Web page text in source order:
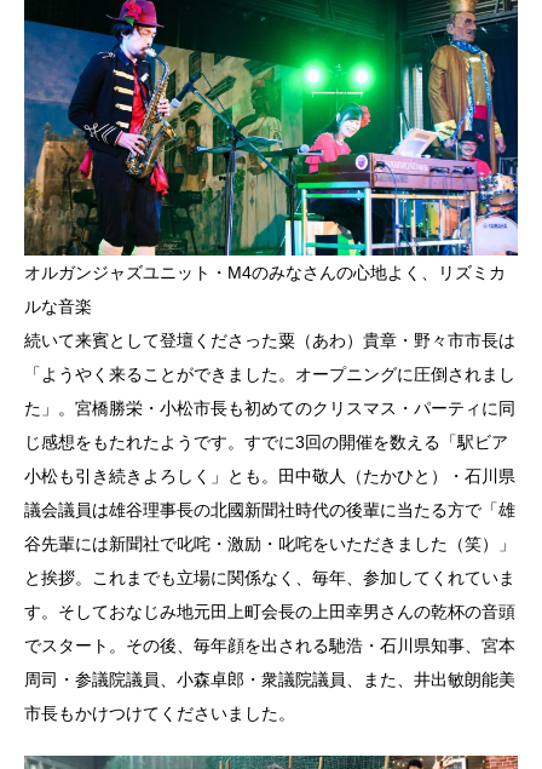
オルガンジャズユニット・M4のみなさんの心地よく、リズミカ
ルな音楽
続いて来賓として登壇くださった粟（あわ）貴章・野々市市長は
「ようやく来ることができました。オープニングに圧倒されまし
た」。宮橋勝栄・小松市長も初めてのクリスマス・パーティに同
じ感想をもたれたようです。すでに3回の開催を数える「駅ビア
小松も引き続きよろしく」とも。田中敬人（たかひと）・石川県
議会議員は雄谷理事長の北國新聞社時代の後輩に当たる方で「雄
谷先輩には新聞社で叱咤・激励・叱咤をいただきました（笑）」
と挨拶。これまでも立場に関係なく、毎年、参加してくれていま
す。そしておなじみ地元田上町会長の上田幸男さんの乾杯の音頭
でスタート。その後、毎年顔を出される馳浩・石川県知事、宮本
周司・参議院議員、小森卓郎・衆議院議員、また、井出敏朗能美
市長もかけつけてくださいました。